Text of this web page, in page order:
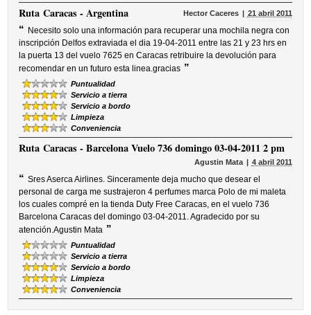
RutaCaracas - Argentina Hector Caceres 21 abril 2011
“ Necesito solo una información para recuperar una mochila negra con
inscripción Delfos extraviada el dia 19-04-2011 entre las 21 y 23 hrs en
la puerta 13 del vuelo 7625 en Caracas retribuire la devolución para
recomendar en un futuro esta linea.gracias ”
Puntualidad
Servicio a tierra
Servicio a bordo
Limpieza
Conveniencia
RutaCaracas - Barcelona Vuelo 736 domingo 03-04-2011 2 pm
Agustin Mata 4 abril 2011
“ Sres Aserca Airlines. Sinceramente deja mucho que desear el
personal de carga me sustrajeron 4 perfumes marca Polo de mi maleta
los cuales compré en la tienda Duty Free Caracas, en el vuelo 736
Barcelona Caracas del domingo 03-04-2011. Agradecido por su
atención.Agustin Mata ”
Puntualidad
Servicio a tierra
Servicio a bordo
Limpieza
Conveniencia